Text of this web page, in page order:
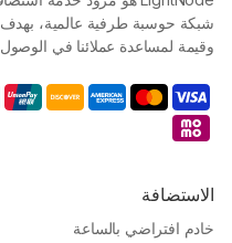
شبكة حوسبة طرفية عالمية،
وقيمة لمساعدة عملائنا في الوصول
الاستضافة
خادم افتراضي بالساعة